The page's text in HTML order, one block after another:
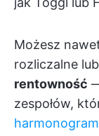
Możesz
rozliczalne
rentowność
zespołów,